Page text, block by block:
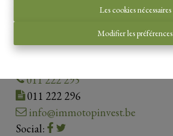
Les cookies nécessaires
Modifier les préférences
Guldensporenplein 4.1.01
011 222 295
011 222 296
info@immotopinvest.be
Social: